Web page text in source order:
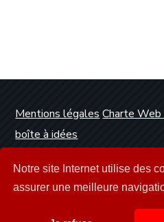
Notre site Internet utilise des
assurer une meilleure
Mentions légales Charte Web
boîte à idées
Dunkerque